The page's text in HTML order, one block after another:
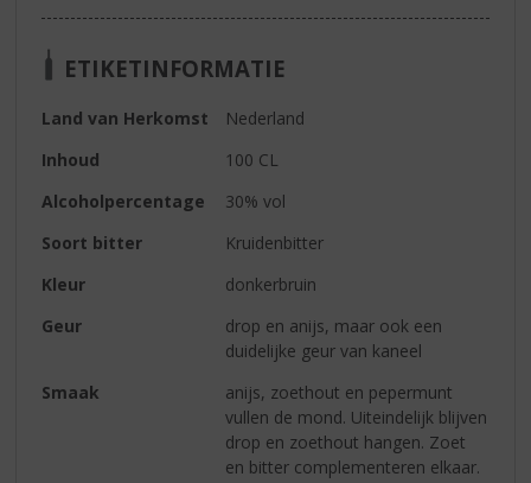
ETIKETINFORMATIE
Land van Herkomst
Nederland
Inhoud
100 CL
Alcoholpercentage
30% vol
Soort bitter
Kruidenbitter
Kleur
donkerbruin
Geur
drop en anijs, maar ook een
duidelijke geur van kaneel
Smaak
anijs, zoethout en pepermunt
vullen de mond. Uiteindelijk blijven
drop en zoethout hangen. Zoet
en bitter complementeren elkaar.